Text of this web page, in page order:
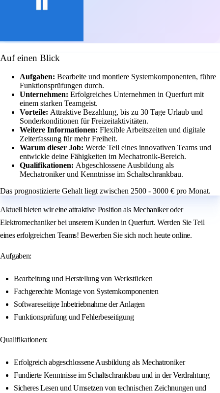
Auf einen Blick
Aufgaben: Bearbeite und montiere Systemkomponenten, führe
Funktionsprüfungen durch.
Unternehmen: Erfolgreiches Unternehmen in Querfurt mit
einem starken Teamgeist.
Vorteile: Attraktive Bezahlung, bis zu 30 Tage Urlaub und
Sonderkonditionen für Freizeitaktivitäten.
Weitere Informationen: Flexible Arbeitszeiten und digitale
Zeiterfassung für mehr Freiheit.
Warum dieser Job: Werde Teil eines innovativen Teams und
entwickle deine Fähigkeiten im Mechatronik-Bereich.
Qualifikationen: Abgeschlossene Ausbildung als
Mechatroniker und Kenntnisse im Schaltschrankbau.
Das prognostizierte Gehalt liegt zwischen 2500 - 3000 € pro Monat.
Aktuell bieten wir eine attraktive Position als Mechaniker oder
Elektromechaniker bei unserem Kunden in Querfurt. Werden Sie Teil
eines erfolgreichen Teams! Bewerben Sie sich noch heute online.
Aufgaben:
Bearbeitung und Herstellung von Werkstücken
Fachgerechte Montage von Systemkomponenten
Softwareseitige Inbetriebnahme der Anlagen
Funktionsprüfung und Fehlerbeseitigung
Qualifikationen:
Erfolgreich abgeschlossene Ausbildung als Mechatroniker
Fundierte Kenntnisse im Schaltschrankbau und in der Verdrahtung
Sicheres Lesen und Umsetzen von technischen Zeichnungen und